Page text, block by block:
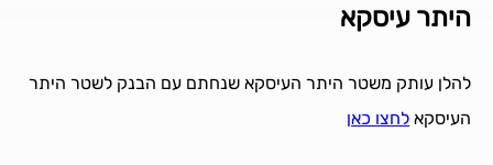
היתר עיסקא
להלן עותק משטר היתר העיסקא שנחתם עם הבנק לשטר היתר
העיסקא לחצו כאן